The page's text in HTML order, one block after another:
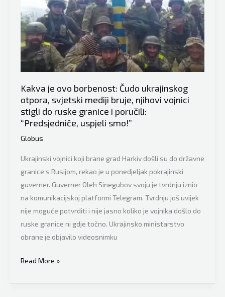
poklonili
su
se
žrtvama
Kakva je ovo borbenost: Čudo ukrajinskog
otpora, svjetski mediji bruje, njihovi vojnici
stigli do ruske granice i poručili:
“Predsjedniče, uspjeli smo!”
Globus
Ukrajinski vojnici koji brane grad Harkiv došli su do državne
granice s Rusijom, rekao je u ponedjeljak pokrajinski
guverner. Guverner Oleh Sinegubov svoju je tvrdnju iznio
na komunikacijskoj platformi Telegram. Tvrdnju još uvijek
nije moguće potvrditi i nije jasno koliko je vojnika došlo do
ruske granice ni gdje točno. Ukrajinsko ministarstvo
obrane je objavilo videosnimku
Kakva
ovo
Read More »